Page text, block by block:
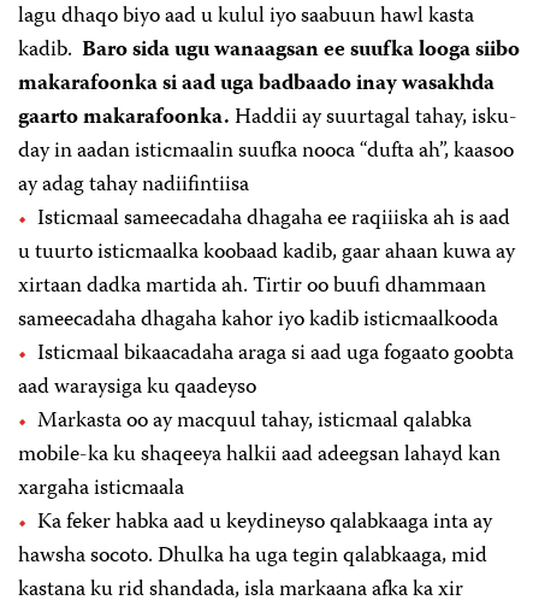
lagu dhaqo biyo aad u kulul iyo saabuun hawl kasta
kadib. Baro sida ugu wanaagsan ee suufka looga siibo
makarafoonka si aad uga badbaado inay wasakhda
gaarto makarafoonka.Haddii ay suurtagal tahay, isku-
day in aadan isticmaalin suufka nooca “dufta ah”, kaasoo
ay adag tahay nadiifintiisa
Isticmaal sameecadaha dhagaha ee raqiiiska ah is aad
u tuurto isticmaalka koobaad kadib, gaar ahaan kuwa ay
xirtaan dadka martida ah. Tirtir oo buufi dhammaan
sameecadaha dhagaha kahor iyo kadib isticmaalkooda
Isticmaal bikaacadaha araga si aad uga fogaato goobta
aad waraysiga ku qaadeyso
Markasta oo ay macquul tahay, isticmaal qalabka
mobile-ka ku shaqeeya halkii aad adeegsan lahayd kan
xargaha isticmaala
Ka feker habka aad u keydineyso qalabkaaga inta ay
hawsha socoto. Dhulka ha uga tegin qalabkaaga, mid
kastana ku rid shandada, isla markaana afka ka xir